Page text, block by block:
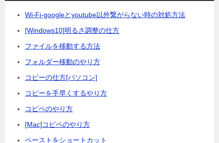
Wi-Fi-googleとyoutube以外繋がらない時の対処方法
[Windows10]明るさ調整の仕方
ファイルを移動する方法
フォルダー移動のやり方
コピーの仕方[パソコン]
コピーを手早くするやり方
コピペのやり方
[Mac]コピペのやり方
ペーストをショートカット